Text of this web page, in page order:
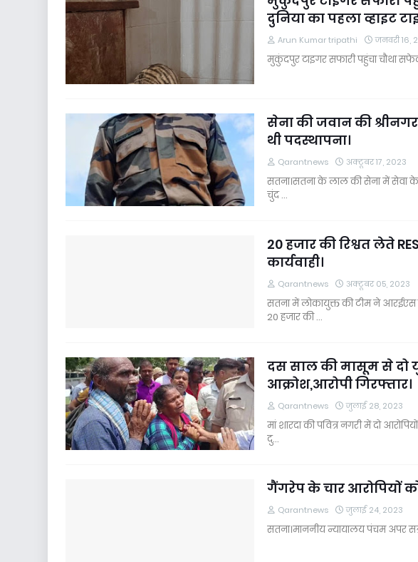
दुनिया का पहला व्हाइट
Arun Kumar tripathi जनवरी 16,
मुकुंदपुर टाइगर सफारी पहुंचा चौथा सफेद
सेना की जवान की
थी पदस्थापना।
Qarantnews अक्टूबर 17, 2023
सतना।सतना के लाल की सेना में सेवा के
चुंद …
20 हजार की रिश्वत लेते
कार्यवाही।
Qarantnews अक्टूबर 05, 2023
सतना में लोकायुक्त की टीम ने
20 हजार की …
दस साल की मासूम से दो
आक्रोश,आरोपी गिरफ्तार।
Qarantnews जुलाई 28, 2023
मां शारदा की पवित्र नगरी में दो
दु…
गैंगरेप के चार आरोपियों
Qarantnews जुलाई 24, 2023
सतना।माननीय न्यायालय पंचम अपर सत्र